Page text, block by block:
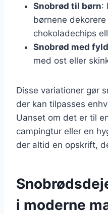
Snobrød til børn:
børnene
chokoladechips
Snobrød med fyld
med ost eller
Disse variationer gør
der kan tilpasses
Uanset om det er til
campingtur eller en
der altid en opskrift,
i moderne